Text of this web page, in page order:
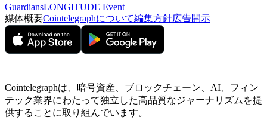
GuardiansLONGITUDE Event
媒体概要Cointelegraphについて編集方針広告開示
Cointelegraphは、暗号資産、ブロックチェーン、AI、フィン
テック業界にわたって独立した高品質なジャーナリズムを提
供することに取り組んでいます。